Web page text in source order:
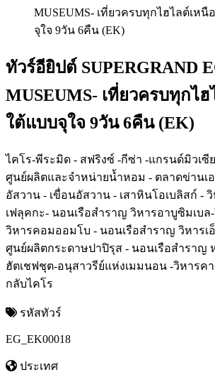
ทัวร์อียิปต์ SUPERGRAND
MUSEUMS- เที่ยวครบทุกไ
ใต้แบบจุใจ 9วัน 6คืน (EK)
ไคโร-พีระมิด - สฟริงซ์ -กีซ่า -แกรนด์มิวเซีย
ศูนย์ผลิตและจำหน่ายน้ำหอม - ตลาดข่านเ
อัสวาน - เขื่อนอัสวาน - เสาหินโอเบลิสก์ - วิ
เฟลุคกะ- นอนเรือสำราญ วิหารอาบูซิมเบล
วิหารคอมออมโบ - นอนเรือสำราญ วิหารเ
ศูนย์ผลิตกระดาษปาปิรุส - นอนเรือสำราญ
ฮัตเชฟชุต-อนุสาวรีย์แห่งเมมนอน -วิหารค
กลับไคโร
รหัสทัวร์
EG_EK00018
ประเทศ